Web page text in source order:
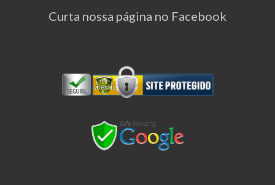
Curta nossa página no Facebook